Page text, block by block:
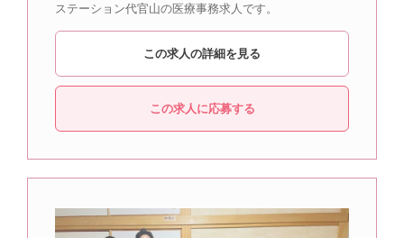
ステーション代官山の医療事務求人です。
この求人の詳細を見る
この求人に応募する